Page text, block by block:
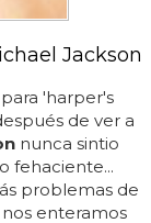
Jackson
'harper's
de ver a
nunca sintio
fehaciente...
problemas de
enteramos